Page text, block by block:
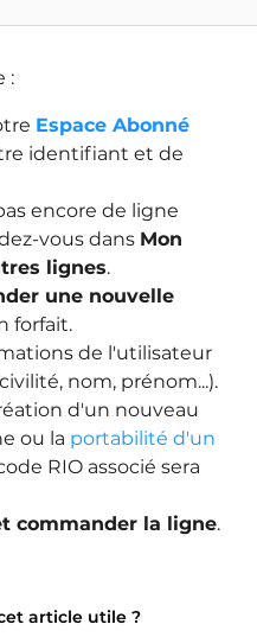
:
Espace Abonné
identifiant et de
encore de ligne
vous dans Mon
lignes.
une nouvelle
forfait.
de l'utilisateur
nom, prénom...).
d'un nouveau
ou la portabilité d'un
RIO associé sera
commander la ligne.
article utile ?